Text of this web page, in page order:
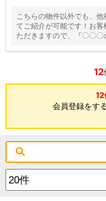
こちらの物件以外でも、
てご紹介が可能です！お
ただきますので、『〇〇
12
12
会員登録をす